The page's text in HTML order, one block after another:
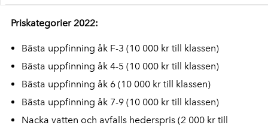
Priskategorier 2022:
Bästa uppfinning åk F-3 (10 000 kr till klassen)
Bästa uppfinning åk 4-5 (10 000 kr till klassen)
Bästa uppfinning åk 6 (10 000 kr till klassen)
Bästa uppfinning åk 7-9 (10 000 kr till klassen)
Nacka vatten och avfalls hederspris (2 000 kr till